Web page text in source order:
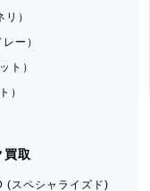
）
ー）
ト）
）
買取
(スペシャライズド)